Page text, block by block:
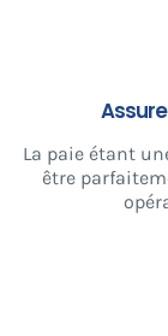
La paie étant
être